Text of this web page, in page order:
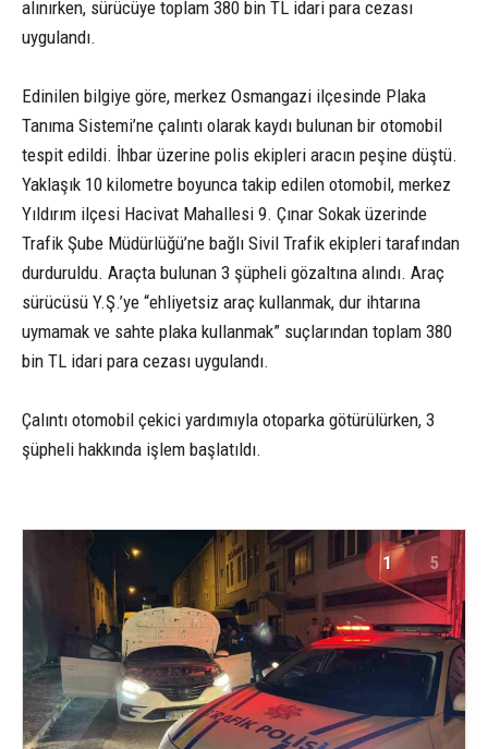
alınırken, sürücüye toplam 380 bin TL idari para cezası
uygulandı.
Edinilen bilgiye göre, merkez Osmangazi ilçesinde Plaka
Tanıma Sistemi’ne çalıntı olarak kaydı bulunan bir otomobil
tespit edildi. İhbar üzerine polis ekipleri aracın peşine düştü.
Yaklaşık 10 kilometre boyunca takip edilen otomobil, merkez
Yıldırım ilçesi Hacivat Mahallesi 9. Çınar Sokak üzerinde
Trafik Şube Müdürlüğü’ne bağlı Sivil Trafik ekipleri tarafından
durduruldu. Araçta bulunan 3 şüpheli gözaltına alındı. Araç
sürücüsü Y.Ş.’ye “ehliyetsiz araç kullanmak, dur ihtarına
uymamak ve sahte plaka kullanmak” suçlarından toplam 380
bin TL idari para cezası uygulandı.
Çalıntı otomobil çekici yardımıyla otoparka götürülürken, 3
şüpheli hakkında işlem başlatıldı.
1 5